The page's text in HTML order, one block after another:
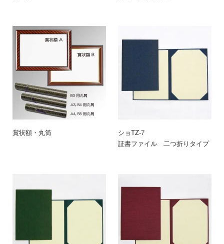
賞状額・丸筒
ショTZ-7
証書ファイル 二つ折りタイプ（紺